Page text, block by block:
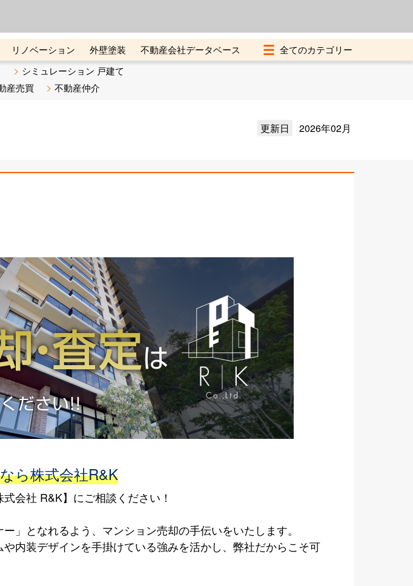
リノベーション 外壁塗装
不動産会社データベース
不動産売却ご相談デスク
シミュレーション 戸建て
産売買 不動産仲介
更新日 2026年02月
ら株式会社R&K
会社 R&K】にご相談ください！
」となれるよう、マンション売却の手伝いをいたします。
内装デザインを手掛けている強みを活かし、弊社だからこそ可